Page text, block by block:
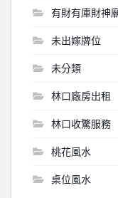
有財有庫財神
未出嫁牌位
未分類
林口廠房出租
林口收驚服務
桃花風水
桌位風水